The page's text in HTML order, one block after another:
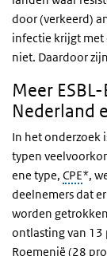
door (verkeerd)
infectie krijgt met
niet. Daardoor
Meer
Nederland
In het onderzoek
typen
ene type, CPE*,
deelnemers dat
worden
ontlasting van 13
Roemenië (28